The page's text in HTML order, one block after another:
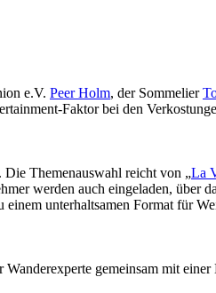
e.V. Peer Holm, der Sommelier
Faktor bei den
Themenauswahl reicht von „La
werden auch eingeladen, über
unterhaltsamen Format für
gemeinsam mit einer